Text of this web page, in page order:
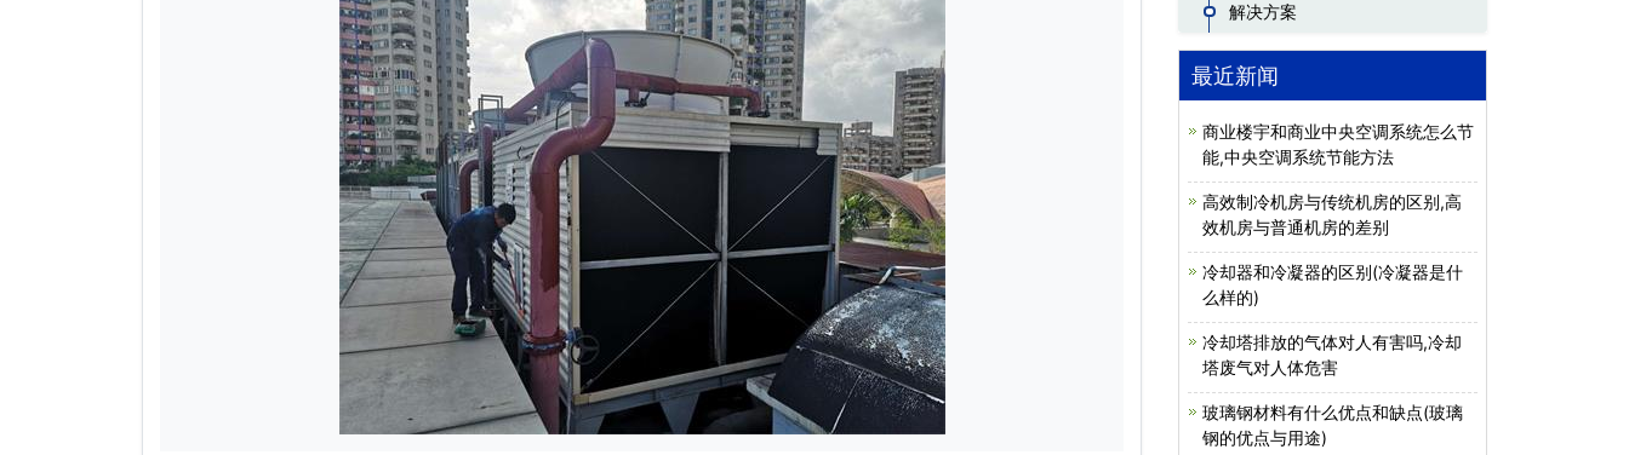
解决方案
最近新闻
商业楼宇和商业中央空调系统怎么节
能,中央空调系统节能方法
高效制冷机房与传统机房的区别,高
效机房与普通机房的差别
冷却器和冷凝器的区别(冷凝器是什
么样的)
冷却塔排放的气体对人有害吗,冷却
塔废气对人体危害
玻璃钢材料有什么优点和缺点(玻璃
钢的优点与用途)